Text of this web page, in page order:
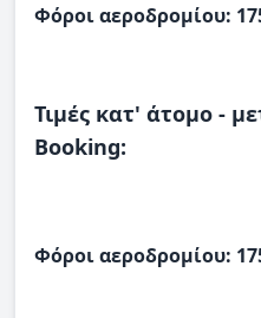
Φόροι αεροδρομίου:
Τιμές κατ' άτομο -
Booking:
Φόροι αεροδρομίου: